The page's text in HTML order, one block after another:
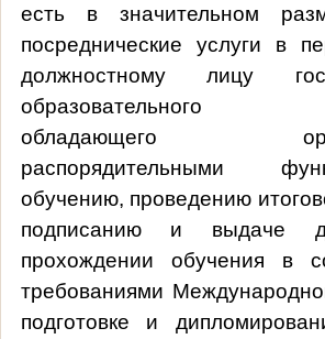
есть в значительном
посреднические услуги в
должностному лицу
образовательного
обладающего
распорядительными
обучению, проведению
подписанию и выдаче
прохождении обучения в
требованиями
подготовке и